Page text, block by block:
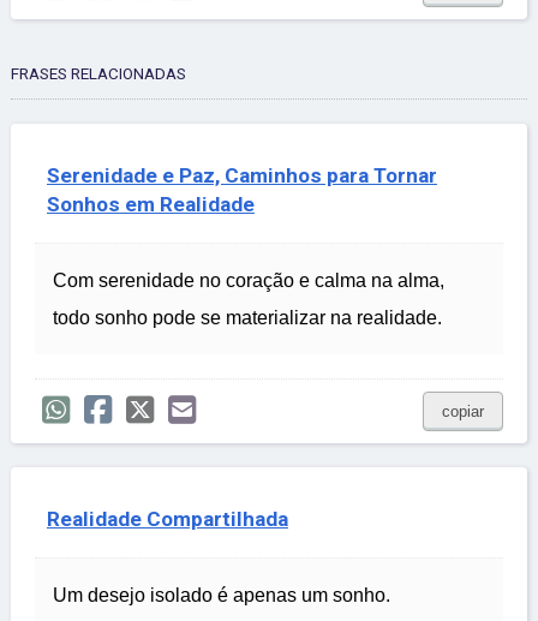
FRASES RELACIONADAS
Serenidade e Paz, Caminhos para Tornar
Sonhos em Realidade
Com serenidade no coração e calma na alma,
todo sonho pode se materializar na realidade.
copiar
Realidade Compartilhada
Um desejo isolado é apenas um sonho.